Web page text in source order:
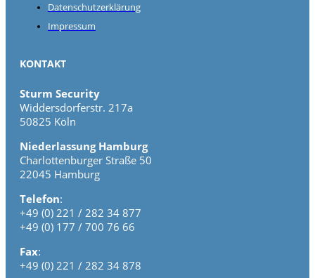
Datenschutzerklärung
Impressum
KONTAKT
Sturm Security
Widdersdorferstr. 217a
50825 Köln
Niederlassung Hamburg
Charlottenburger Straße 50
22045 Hamburg
Telefon:
+49 (0) 221 / 282 34 877
+49 (0) 177 / 700 76 66
Fax:
+49 (0) 221 / 282 34 878